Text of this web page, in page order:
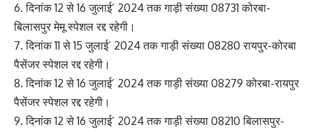
6. दिनांक 12 से 16 जुलाई’ 2024 तक गाड़ी संख्या 08731 कोरबा-
बिलासपुर मेमू स्पेशल रद्द रहेगी।
7. दिनांक 11 से 15 जुलाई’ 2024 तक गाड़ी संख्या 08280 रायपुर-कोरबा
पैसेंजर स्पेशल रद्द रहेगी।
8. दिनांक 12 से 16 जुलाई’ 2024 तक गाड़ी संख्या 08279 कोरबा-रायपुर
पैसेंजर स्पेशल रद्द रहेगी।
9. दिनांक 12 से 16 जुलाई’ 2024 तक गाड़ी संख्या 08210 बिलासपुर-